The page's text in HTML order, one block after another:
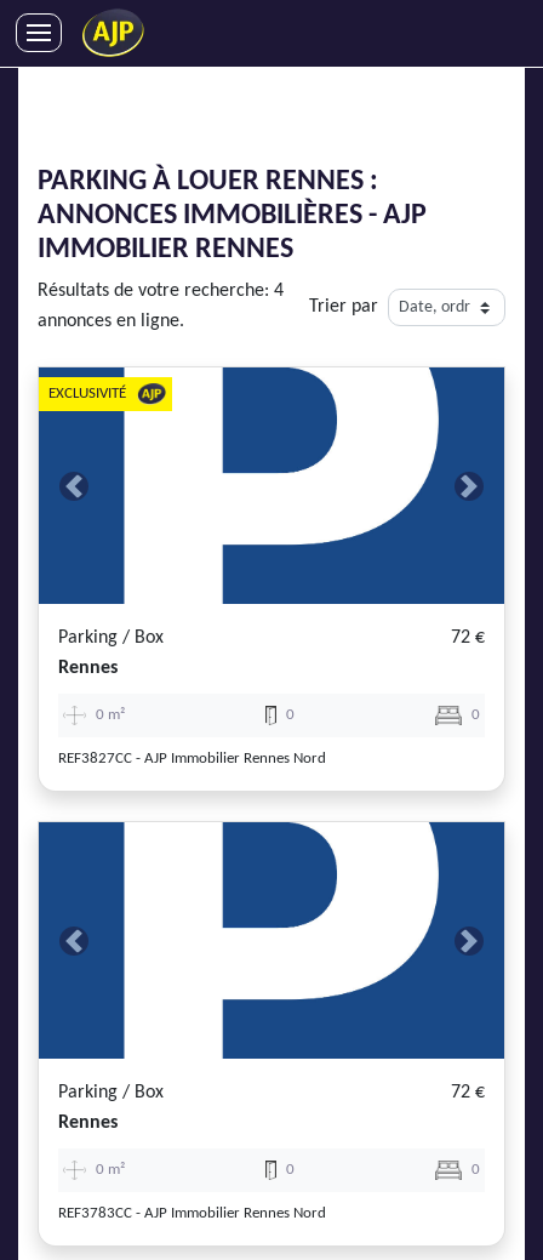
SYNDIC
IMMOBILIER NEUF
ENTREPRISES
PARKING À LOUER RENNES :
ANNONCES IMMOBILIÈRES - AJP
IMMOBILIER RENNES
Résultats de votre recherche: 4
annonces en ligne.
Trier par
Previous Next
EXCLUSIVITÉ
Parking / Box
72 €
Rennes
0 m² 0 0
REF3827CC - AJP Immobilier Rennes Nord
Previous Next
Parking / Box
72 €
Rennes
0 m² 0 0
REF3783CC - AJP Immobilier Rennes Nord